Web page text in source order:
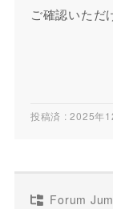
ご確認いただ
投稿済 : 2025年
Forum